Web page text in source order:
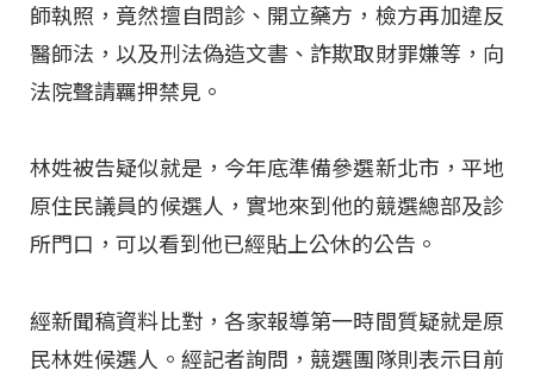
師執照，竟然擅自問診、開立藥方，檢方再加違反
醫師法，以及刑法偽造文書、詐欺取財罪嫌等，向
法院聲請羈押禁見。
林姓被告疑似就是，今年底準備參選新北市，平地
原住民議員的候選人，實地來到他的競選總部及診
所門口，可以看到他已經貼上公休的公告。
經新聞稿資料比對，各家報導第一時間質疑就是原
民林姓候選人。經記者詢問，競選團隊則表示目前